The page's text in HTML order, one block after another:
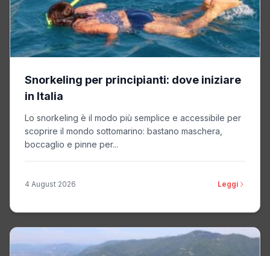
Snorkeling per principianti: dove iniziare
in Italia
Lo snorkeling è il modo più semplice e accessibile per
scoprire il mondo sottomarino: bastano maschera,
boccaglio e pinne per...
4 August 2026 Leggi